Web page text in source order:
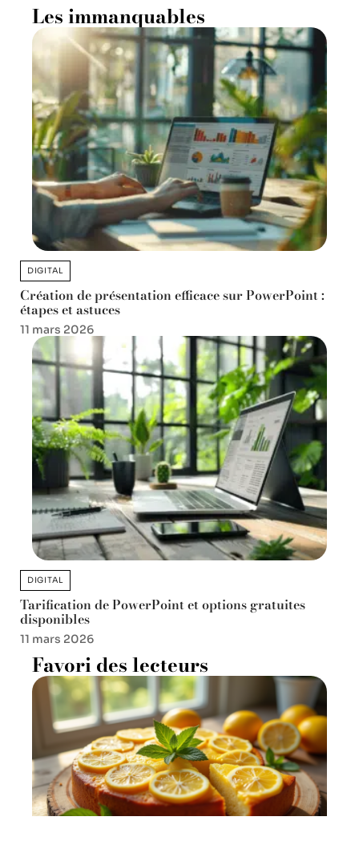
Les immanquables
DIGITAL
Création de présentation efficace sur PowerPoint :
étapes et astuces
11 mars 2026
DIGITAL
Tarification de PowerPoint et options gratuites
disponibles
11 mars 2026
Favori des lecteurs